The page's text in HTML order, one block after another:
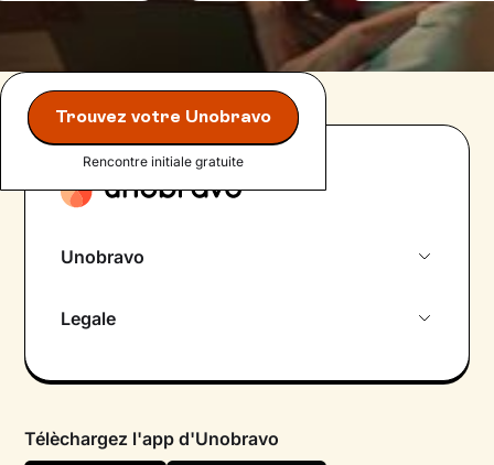
Trouvez votre Unobravo
Rencontre initiale gratuite
Unobravo
Psychologue par chat
Legale
Politique en matière de cookies
Télèchargez l'app d'Unobravo